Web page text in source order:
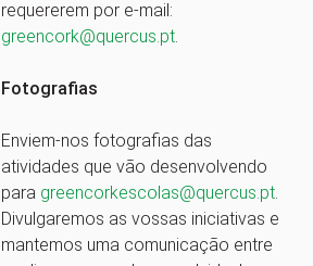
requererem por e-mail:
greencork@quercus.pt.
Fotografias
Enviem-nos fotografias das
atividades que vão desenvolvendo
para greencorkescolas@quercus.pt.
Divulgaremos as vossas iniciativas e
mantemos uma comunicação entre